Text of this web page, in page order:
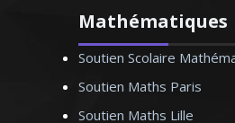
Mathématiques
Soutien Scolaire
Soutien Maths Paris
Soutien Maths Lille